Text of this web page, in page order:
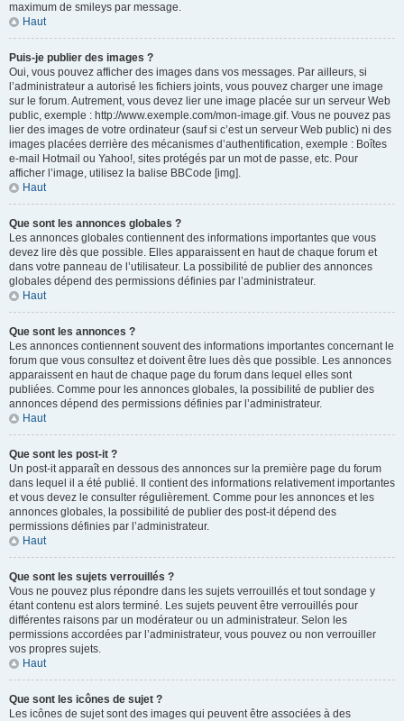
maximum de smileys par message.
Haut
Puis-je publier des images ?
Oui, vous pouvez afficher des images dans vos messages. Par ailleurs, si
l’administrateur a autorisé les fichiers joints, vous pouvez charger une image
sur le forum. Autrement, vous devez lier une image placée sur un serveur Web
public, exemple : http://www.exemple.com/mon-image.gif. Vous ne pouvez pas
lier des images de votre ordinateur (sauf si c’est un serveur Web public) ni des
images placées derrière des mécanismes d’authentification, exemple : Boîtes
e-mail Hotmail ou Yahoo!, sites protégés par un mot de passe, etc. Pour
afficher l’image, utilisez la balise BBCode [img].
Haut
Que sont les annonces globales ?
Les annonces globales contiennent des informations importantes que vous
devez lire dès que possible. Elles apparaissent en haut de chaque forum et
dans votre panneau de l’utilisateur. La possibilité de publier des annonces
globales dépend des permissions définies par l’administrateur.
Haut
Que sont les annonces ?
Les annonces contiennent souvent des informations importantes concernant le
forum que vous consultez et doivent être lues dès que possible. Les annonces
apparaissent en haut de chaque page du forum dans lequel elles sont
publiées. Comme pour les annonces globales, la possibilité de publier des
annonces dépend des permissions définies par l’administrateur.
Haut
Que sont les post-it ?
Un post-it apparaît en dessous des annonces sur la première page du forum
dans lequel il a été publié. Il contient des informations relativement importantes
et vous devez le consulter régulièrement. Comme pour les annonces et les
annonces globales, la possibilité de publier des post-it dépend des
permissions définies par l’administrateur.
Haut
Que sont les sujets verrouillés ?
Vous ne pouvez plus répondre dans les sujets verrouillés et tout sondage y
étant contenu est alors terminé. Les sujets peuvent être verrouillés pour
différentes raisons par un modérateur ou un administrateur. Selon les
permissions accordées par l’administrateur, vous pouvez ou non verrouiller
vos propres sujets.
Haut
Que sont les icônes de sujet ?
Les icônes de sujet sont des images qui peuvent être associées à des